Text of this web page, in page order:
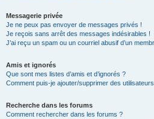
Messagerie privée
Je ne peux pas envoyer de messages privés !
Je reçois sans arrêt des messages indésirables !
J’ai reçu un spam ou un courriel abusif d’un
Amis et ignorés
Que sont mes listes d’amis et d’ignorés ?
Comment puis-je ajouter/supprimer des
Recherche dans les forums
Comment rechercher dans les forums ?